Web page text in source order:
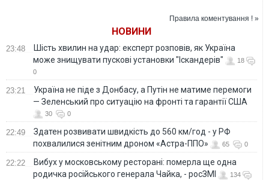
Правила коментування ! »
НОВИНИ
23:48
Шість хвилин на удар: експерт розповів, як Україна
може знищувати пускові установки "Іскандерів"
18
0
23:21
Україна не піде з Донбасу, а Путін не матиме перемоги
— Зеленський про ситуацію на фронті та гарантії США
30 0
22:49
Здатен розвивати швидкість до 560 км/год - у РФ
похвалилися зенітним дроном «Астра-ППО»
65 0
22:22
Вибух у московському ресторані: померла ще одна
родичка російського генерала Чайка, - росЗМІ
134